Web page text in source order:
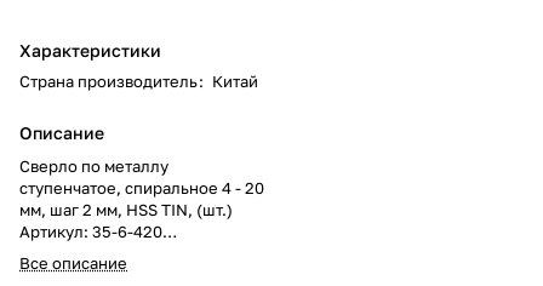
Характеристики
Страна производитель: Китай
Описание
Сверло по металлу
ступенчатое, спиральное 4 - 20
мм, шаг 2 мм, HSS TIN, (шт.)
Артикул: 35-6-420
Торговая марка: РемоКолор
В упаковке: 25 шт.
Все описание